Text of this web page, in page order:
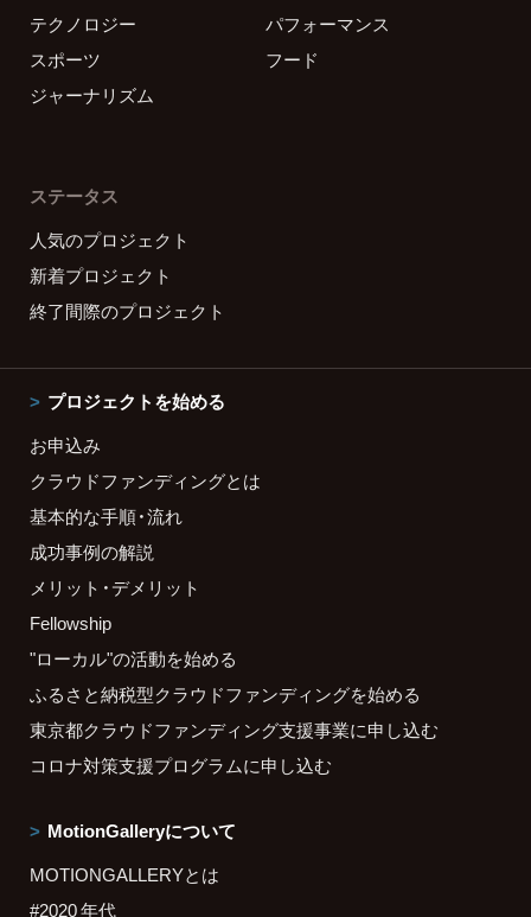
テクノロジー
パフォーマンス
スポーツ
フード
ジャーナリズム
ステータス
人気のプロジェクト
新着プロジェクト
終了間際のプロジェクト
プロジェクトを始める
お申込み
クラウドファンディングとは
基本的な手順・流れ
成功事例の解説
メリット・デメリット
Fellowship
"ローカル"の活動を始める
ふるさと納税型クラウドファンディングを始める
東京都クラウドファンディング支援事業に申し込む
コロナ対策支援プログラムに申し込む
MotionGalleryについて
MOTIONGALLERYとは
#2020 年代